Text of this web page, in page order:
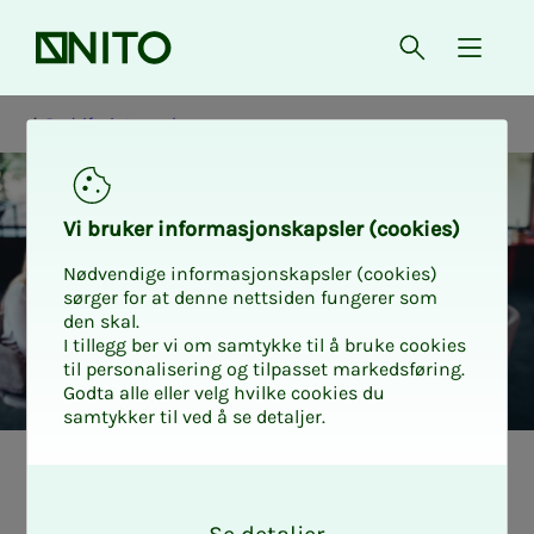
Forsiden Åpne søk
{
Bedriftsinterne kurs
Vi bru­­­ker in­­­for­­­ma­­­sjons­­­kaps­­­­­ler (cookies)
Nødvendige informasjonskapsler (cookies)
sørger for at denne nettsiden fungerer som
den skal.
I tillegg ber vi om samtykke til å bruke cookies
til personalisering og tilpasset markedsføring.
Godta alle eller velg hvilke cookies du
samtykker til ved å se detaljer.